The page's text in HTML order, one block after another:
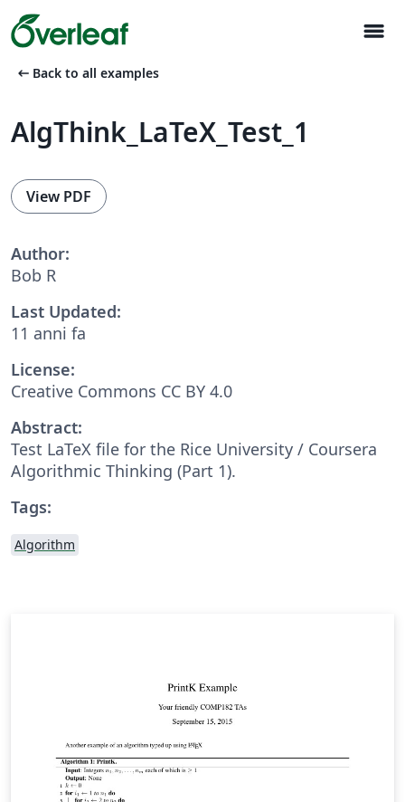
menu
arrow_left_alt Back to all examples
AlgThink_LaTeX_Test_1
View PDF
Author:
Bob R
Last Updated:
11 anni fa
License:
Creative Commons CC BY 4.0
Abstract:
Test LaTeX file for the Rice University / Coursera
Algorithmic Thinking (Part 1).
Tags:
Algorithm